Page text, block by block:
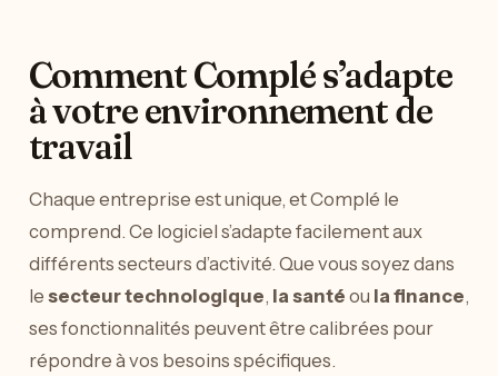
Comment Complé s’adapte
à votre environnement de
travail
Chaque entreprise est unique, et Complé le
comprend. Ce logiciel s’adapte facilement aux
différents secteurs d’activité. Que vous soyez dans
le secteur technologique, la santé ou la finance,
ses fonctionnalités peuvent être calibrées pour
répondre à vos besoins spécifiques.